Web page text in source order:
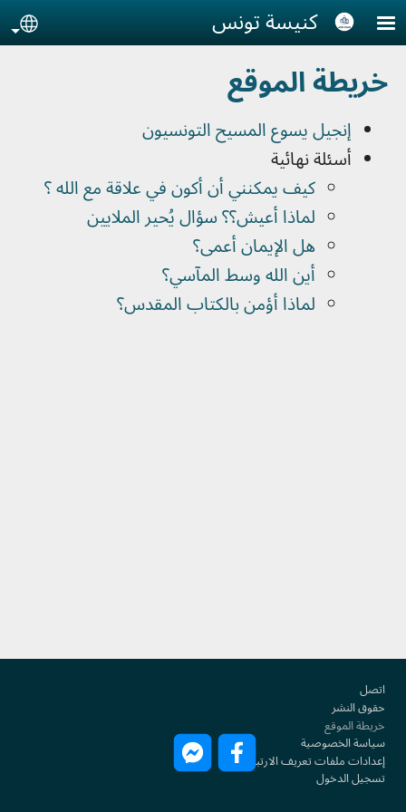
Skip to main content
كنيسة تونس
خريطة الموقع
إنجيل يسوع المسيح التونسيون
أسئلة نهائية
كيف يمكنني أن أكون في علاقة مع الله ؟
لماذا أعيش؟؟ سؤال يُحير الملايين
هل الإيمان أعمى؟
أين الله وسط المآسي؟
لماذا أؤمن بالكتاب المقدس؟
اتصل
حقوق النشر
خريطة الموقع
سياسة الخصوصية
إعدادات ملفات تعريف الارتباط
تسجيل الدخول